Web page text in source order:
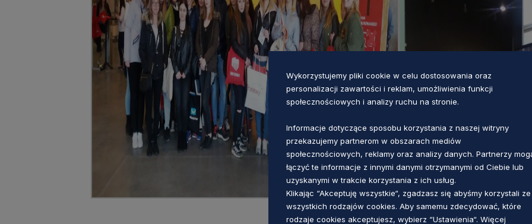
Wykorzystujemy pliki cookie w celu dostosowania oraz
personalizacji zawartości i reklam, umożliwienia funkcji
społecznościowych i analizy ruchu na stronie.
Informacje dotyczące sposobu korzystania z naszej witryny
przekazujemy partnerom w obszarach mediów
społecznościowych, reklamy oraz analizy danych. Partnerzy
łączyć te informacje z innymi danymi otrzymanymi od Ciebie lub
uzyskanymi w trakcie korzystania z ich usług.
Klikając “Akceptuję wszystkie“, zgadzasz się abyśmy korzystali ze
wszystkich rodzajów cookies. Aby samemu zdecydować, które
rodzaje cookies akceptujesz, wybierz “Ustawienia“. Więcej